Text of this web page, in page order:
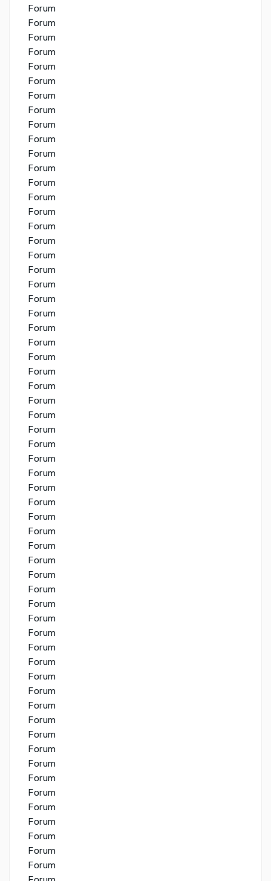
Forum
Forum
Forum
Forum
Forum
Forum
Forum
Forum
Forum
Forum
Forum
Forum
Forum
Forum
Forum
Forum
Forum
Forum
Forum
Forum
Forum
Forum
Forum
Forum
Forum
Forum
Forum
Forum
Forum
Forum
Forum
Forum
Forum
Forum
Forum
Forum
Forum
Forum
Forum
Forum
Forum
Forum
Forum
Forum
Forum
Forum
Forum
Forum
Forum
Forum
Forum
Forum
Forum
Forum
Forum
Forum
Forum
Forum
Forum
Forum